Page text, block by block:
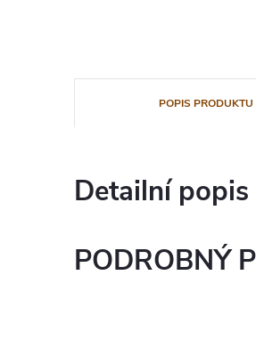
POPIS PRODUKTU
Detailní
PODROBNÝ